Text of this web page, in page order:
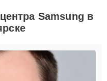
Samsung в